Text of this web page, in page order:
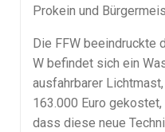
Prokein und
Die FFW beeindruckte
W befindet sich ein
ausfahrbarer
163.000 Euro
dass diese neue